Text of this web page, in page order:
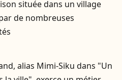
située dans un village
de nombreuses
alias Mimi-Siku dans "Un